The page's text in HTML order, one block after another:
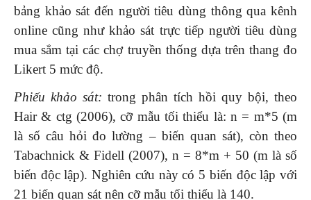
bảng khảo sát đến người tiêu dùng thông qua kênh
online cũng như khảo sát trực tiếp người tiêu dùng
mua sắm tại các chợ truyền thống dựa trên thang đo
Likert 5 mức độ.
Phiếu khảo sát: trong phân tích hồi quy bội, theo
Hair & ctg (2006), cỡ mẫu tối thiểu là: n = m*5 (m
là số câu hỏi đo lường – biến quan sát), còn theo
Tabachnick & Fidell (2007), n = 8*m + 50 (m là số
biến độc lập). Nghiên cứu này có 5 biến độc lập với
21 biến quan sát nên cỡ mẫu tối thiểu là 140.